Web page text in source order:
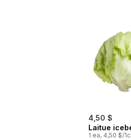
4,50 $
Laitue
1 ea, 4,50 $/